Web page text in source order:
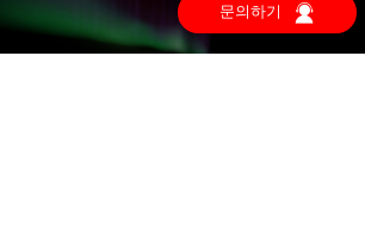
문의하기 